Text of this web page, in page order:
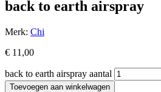
back to earth airspray
Merk: Chi
€ 11,00
back to earth airspray aantal
Toevoegen aan winkelwagen